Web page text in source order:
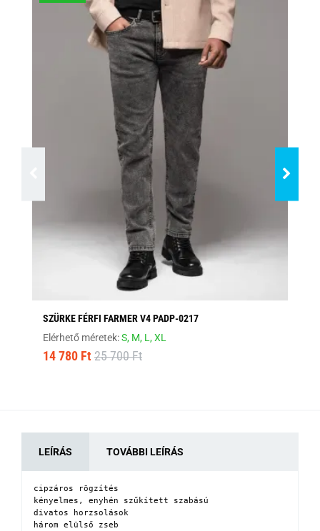
SZÜRKE FÉRFI FARMER V4 PADP-0217
Elérhető méretek:S, M, L,XL
14 780 Ft 25 700 Ft
LEÍRÁS TOVÁBBI LEÍRÁS
cipzáros rögzítés
kényelmes, enyhén szűkített szabású
divatos horzsolások
három elülső zseb